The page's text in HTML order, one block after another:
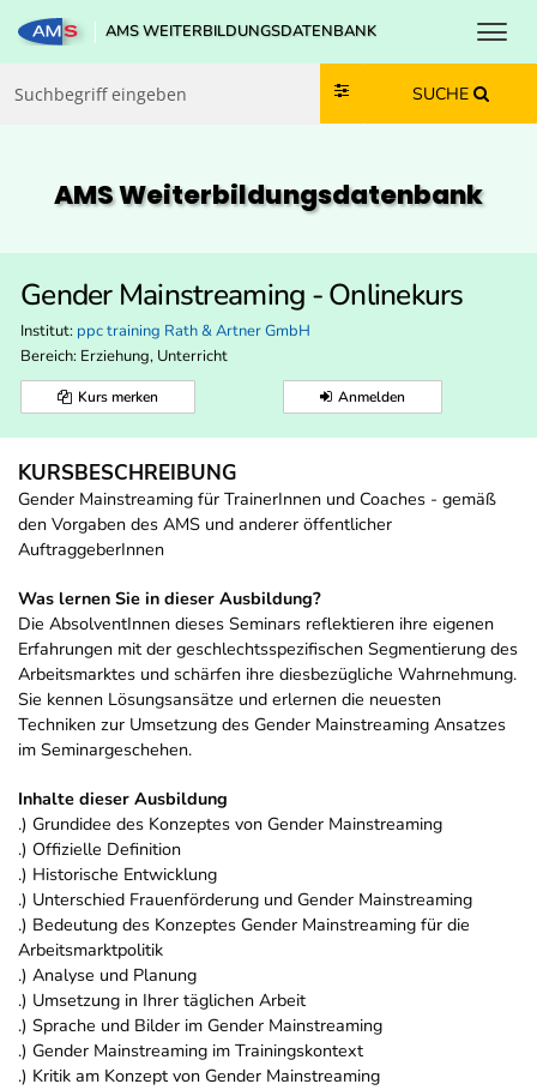
Zum Inhalt springen
Zum Navmenü springen
Zur Suche springen
Zur Footer springen
AMS WEITERBILDUNGSDATENBANK
SUCHE
AMS Weiterbildungs­datenbank
Gender Mainstreaming - Onlinekurs
Institut: ppc training Rath & Artner GmbH
Bereich: Erziehung, Unterricht
Kurs merken Anmelden
KURSBESCHREIBUNG
Gender Mainstreaming für TrainerInnen und Coaches - gemäß
den Vorgaben des AMS und anderer öffentlicher
AuftraggeberInnen
Was lernen Sie in dieser Ausbildung?
Die AbsolventInnen dieses Seminars reflektieren ihre eigenen
Erfahrungen mit der geschlechtsspezifischen Segmentierung des
Arbeitsmarktes und schärfen ihre diesbezügliche Wahrnehmung.
Sie kennen Lösungsansätze und erlernen die neuesten
Techniken zur Umsetzung des Gender Mainstreaming Ansatzes
im Seminargeschehen.
Inhalte dieser Ausbildung
.) Grundidee des Konzeptes von Gender Mainstreaming
.) Offizielle Definition
.) Historische Entwicklung
.) Unterschied Frauenförderung und Gender Mainstreaming
.) Bedeutung des Konzeptes Gender Mainstreaming für die
Arbeitsmarktpolitik
.) Analyse und Planung
.) Umsetzung in Ihrer täglichen Arbeit
.) Sprache und Bilder im Gender Mainstreaming
.) Gender Mainstreaming im Trainingskontext
.) Kritik am Konzept von Gender Mainstreaming